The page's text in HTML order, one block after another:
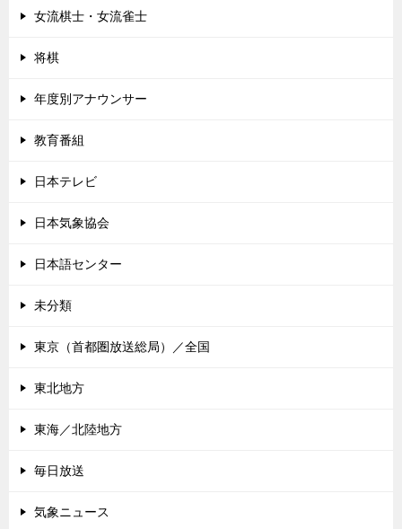
女流棋士・女流雀士
将棋
年度別アナウンサー
教育番組
日本テレビ
日本気象協会
日本語センター
未分類
東京（首都圏放送総局）／全国
東北地方
東海／北陸地方
毎日放送
気象ニュース